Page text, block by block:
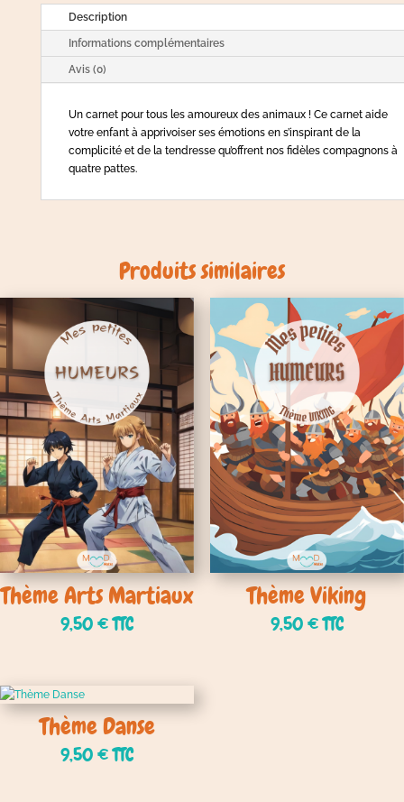
Description
Informations complémentaires
Avis (0)
Un carnet pour tous les amoureux des animaux ! Ce carnet aide
votre enfant à apprivoiser ses émotions en s’inspirant de la
complicité et de la tendresse qu’offrent nos fidèles compagnons à
quatre pattes.
Produits similaires
Thème Arts Martiaux
9,50€TTC
Thème Viking
9,50€TTC
Thème Danse
9,50€TTC